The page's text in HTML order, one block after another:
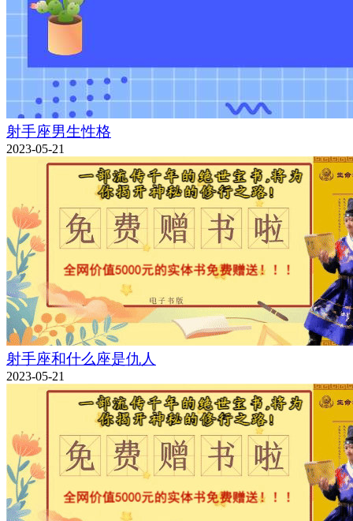
射手座男生性格
2023-05-21
射手座和什么座是仇人
2023-05-21